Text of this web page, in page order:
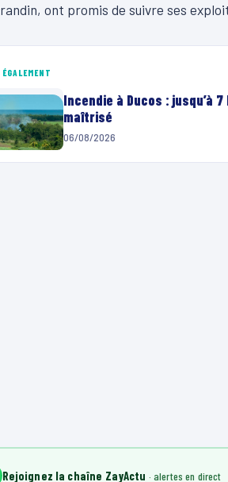
ont promis de suivre ses
Incendie à Ducos : jusqu’à
maîtrisé
06/08/2026
Rejoignez la chaîne ZayActu